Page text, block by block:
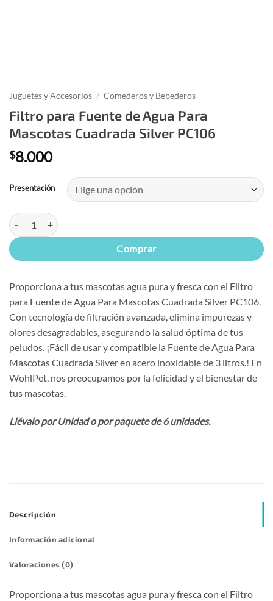
Juguetes y Accesorios / Comederos y Bebederos
Filtro para Fuente de Agua Para
Mascotas Cuadrada Silver PC106
$8.000
Presentación
Filtro para Fuente de Agua Para Mascotas Cuadrada Silver PC106
Comprar
Proporciona a tus mascotas agua pura y fresca con el Filtro
para Fuente de Agua Para Mascotas Cuadrada Silver PC106.
Con tecnología de filtración avanzada, elimina impurezas y
olores desagradables, asegurando la salud óptima de tus
peludos. ¡Fácil de usar y compatible la Fuente de Agua Para
Mascotas Cuadrada Silver en acero inoxidable de 3 litros.! En
WohlPet, nos preocupamos por la felicidad y el bienestar de
tus mascotas.
Llévalo por Unidad o por paquete de 6 unidades.
Descripción
Información adicional
Valoraciones (0)
Proporciona a tus mascotas agua pura y fresca con el Filtro